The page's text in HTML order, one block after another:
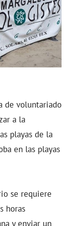
de voluntariado
a la
playas de la
en las playas
se requiere
horas
y enviar un